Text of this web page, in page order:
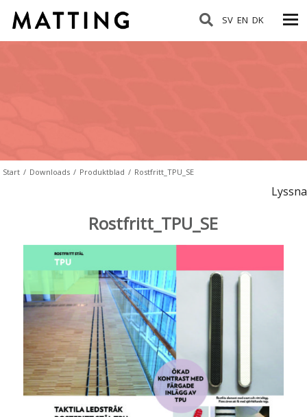
SV EN DK
Start / Downloads / Produktblad / Rostfritt_TPU_SE
Lyssna
Rostfritt_TPU_SE